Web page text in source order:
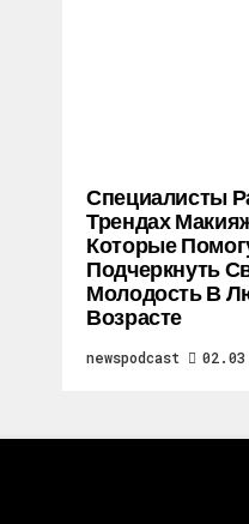
Специалисты
Трендах
Которые
Подчеркнуть
Молодость В
Возрасте
newspodcast